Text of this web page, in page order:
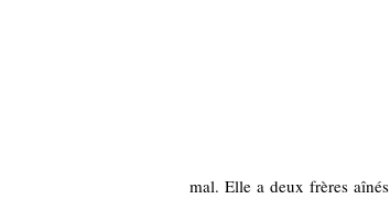
mal. Elle a deux frères